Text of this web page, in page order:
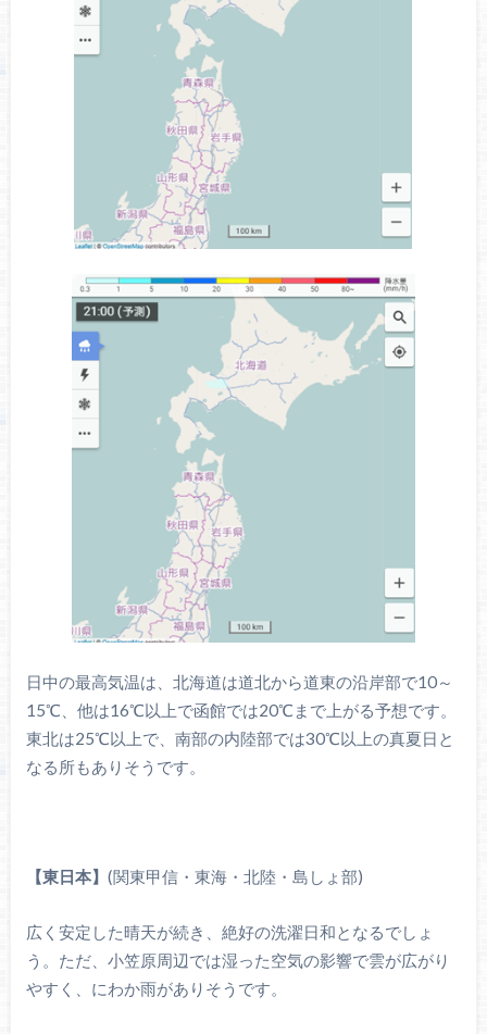
日中の最高気温は、北海道は道北から道東の沿岸部で10～
15℃、他は16℃以上で函館では20℃まで上がる予想です。
東北は25℃以上で、南部の内陸部では30℃以上の真夏日と
なる所もありそうです。
【東日本】 (関東甲信・東海・北陸・島しょ部)
広く安定した晴天が続き、絶好の洗濯日和となるでしょ
う。ただ、小笠原周辺では湿った空気の影響で雲が広がり
やすく、にわか雨がありそうです。